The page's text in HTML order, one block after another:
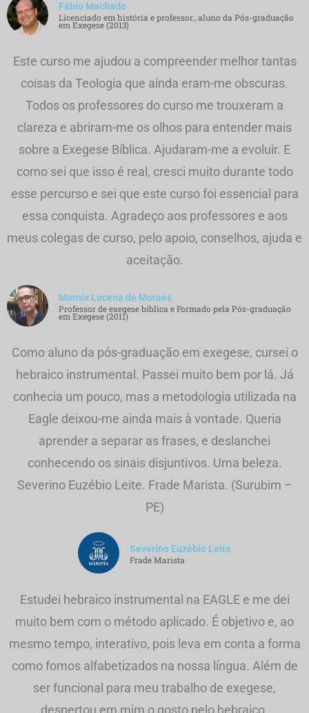
Fábio Machado
Licenciado em história e professor., aluno da Pós-graduação
em Exegese (2013)
Este curso me ajudou a compreender melhor tantas
coisas da Teologia que ainda eram-me obscuras.
Todos os professores do curso me trouxeram a
clareza e abriram-me os olhos para entender mais
sobre a Exegese Bíblica. Ajudaram-me a evoluir. E
como sei que isso é real, cresci muito durante todo
esse percurso e sei que este curso foi essencial para
essa conquista. Agradeço aos professores e aos
meus colegas de curso, pelo apoio, conselhos, ajuda e
aceitação.
Marnix Lucena de Moraes
Professor de exegese bíblica e Formado pela Pós-graduação
em Exegese (2011)
Como aluno da pós-graduação em exegese, cursei o
hebraico instrumental. Passei muito bem por lá. Já
conhecia um pouco, mas a metodologia utilizada na
Eagle deixou-me ainda mais à vontade. Queria
aprender a separar as frases, e deslanchei
conhecendo os sinais disjuntivos. Uma beleza.
Severino Euzébio Leite. Frade Marista. (Surubim –
PE)
Severino Euzébio Leite
Frade Marista
Estudei hebraico instrumental na EAGLE e me dei
muito bem com o método aplicado. É objetivo e, ao
mesmo tempo, interativo, pois leva em conta a forma
como fomos alfabetizados na nossa língua. Além de
ser funcional para meu trabalho de exegese,
despertou em mim o gosto pelo hebraico.